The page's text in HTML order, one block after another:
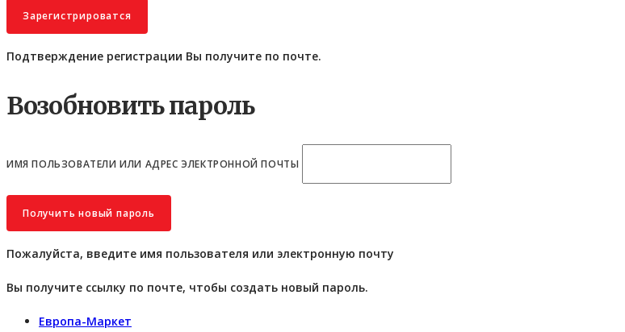
Подтверждение регистрации Вы получите по почте.
Возобновить пароль
ИМЯ ПОЛЬЗОВАТЕЛИ ИЛИ АДРЕС ЭЛЕКТРОННОЙ ПОЧТЫ
Пожалуйста, введите имя пользователя или электронную почту
Вы получите ссылку по почте, чтобы создать новый пароль.
Европа-Маркет